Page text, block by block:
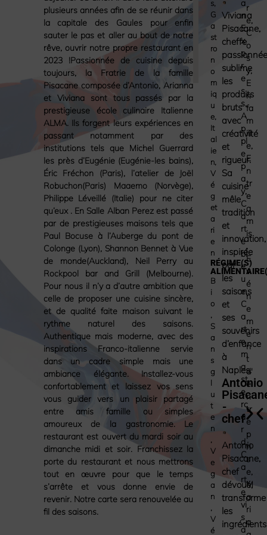
plusieurs années afin de se réunir dans
la capitale des Gaules pour enfin
sauter le pas et aller au bout de notre
rêve, ouvrir notre propre restaurant en
2023 !Passionnée de cuisine depuis
toujours, la Fratrie de la famille
Pisacane composée d’Antonio, Arianna
et Viviana sont tous passés par la
prestigieuse école culinaire Italienne
ALMA. Ils forgent leurs expériences en
passant notamment par des
institutions tels que Michel Guerrard
les près d’Eugénie (Eugénie-les bains),
Éric Fréchon (Paris), l’atelier de Joël
Robuchon(Paris) Maaemo (Norvège),
Philippe Léveillé (Italie) pour ne citer
qu’eux . En Salle Alban Perez est passé
par de prestigieuses maisons tels que
Paul Bocuse à l’Auberge du pont de
Colonge (Lyon), Shannon Bennet à Vue
de monde(Auckland), Neil Perry au
Rockpool bar and Grill (Melbourne).
Pour nous il n’y a d’autre ambition que
celle de proposer une cuisine sincère,
et de qualité faite maison suivant le
rythme naturel des saisons.
Authentique mais moderne, avec des
inspirations Franco-italienne servie
dans un cadre simple mais une
ambiance élégante. Installez-vous
confortablement et laissez vos sens
vous guider vers un plaisir partagé
entre amis famille ou simples
amoureux de la gastronomie. Le
restaurant est ouvert du mardi soir au
dimanche midi et soir. Franchissez la
porte du restaurant et nous mettrons
tout en œuvre pour que le temps
s’arrête et vous donne envie de
revenir. Notre carte sera renouvelée au
fil des saisons.
Viviana
Pisacane,
cheffe
sublime
les
produits
bruts
avec
créativité
et
rigueur.
Sa
cuisine
mêle
tradition
et
innovation,
inspirée
par
les
saisons
et
ses
souvenirs
d’enfance
à
Naples.
Antonio
-
chef
Antonio
Pisacane,
chef
dévoué,
transforme
les
ingrédients
a
n
E
x
p
r
e
s
s,
A
p
pl
e
p
a
y,
C
a
rt
e
bl
e
u
e,
C
a
rt
e
m
a
st
e
rc
a
r
d,
C
a
rt
e
vi
s
a
r
e,
C
o
s
y,
E
n
fa
m
ill
e,
E
n
tr
e
a
m
is
,
E
v
é
n
e
m
e
n
t
d'
e
n
tr
e
p
ri
s
e,
M
a
ri
a
s,
G
a
st
ro
n
o
m
iq
u
e,
It
al
ie
n,
V
é
g
et
a
ri
e
n
RÉGIME(S)
B
i
o
,
S
a
n
s
g
l
u
t
e
n
,
V
e
g
a
n
,
V
é